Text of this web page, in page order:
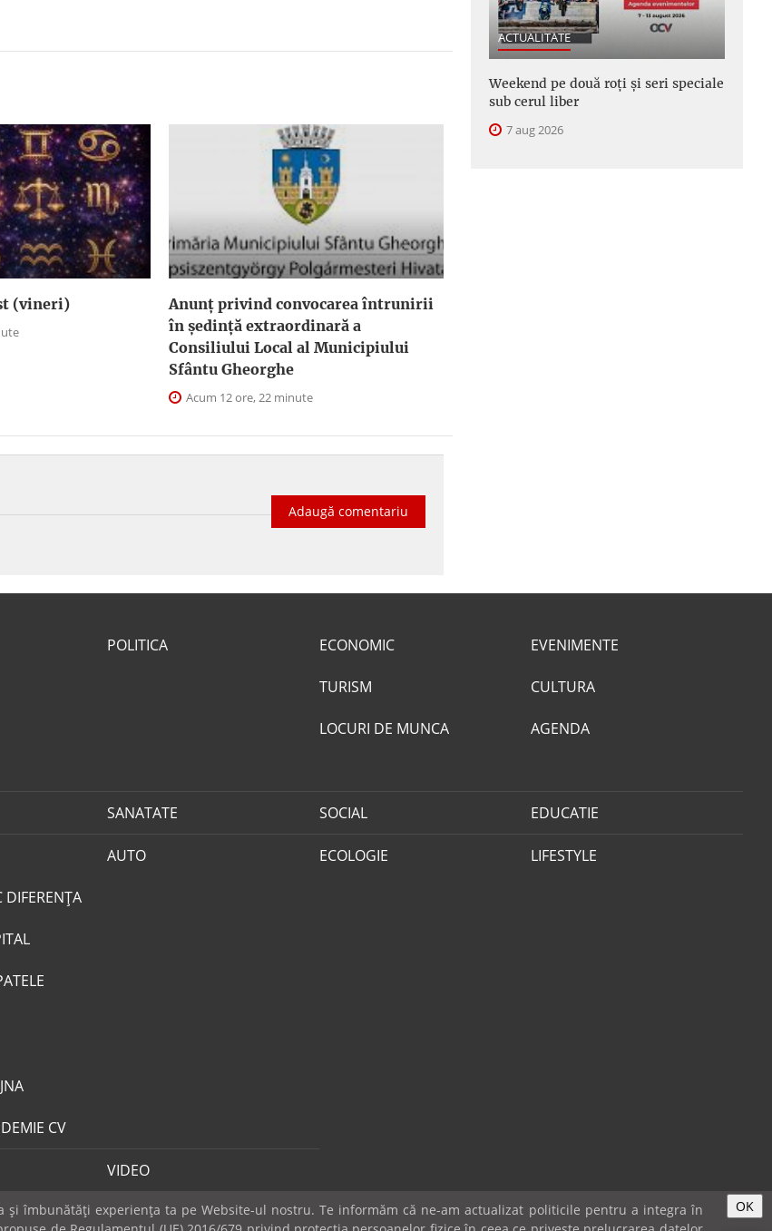
(vineri)
Anunţ privind convocarea întrunirii
în şedinţă extraordinară a
Consiliului Local al Municipiului
Sfântu Gheorghe
Acum 12 ore, 22 minute
Adaugă comentariu
ACTUALITATE
Weekend pe două roți și seri speciale
sub cerul liber
7 aug 2026
POLITICA ECONOMIC
TURISM
LOCURI DE MUNCA
EVENIMENTE
CULTURA
AGENDA
SANATATE SOCIAL EDUCATIE
DIFERENȚA
CV
AUTO ECOLOGIE LIFESTYLE
VIDEO
și îmbunătăți experiența ta pe Website-ul nostru. Te informăm că ne-am actualizat politicile pentru a integra în
OK